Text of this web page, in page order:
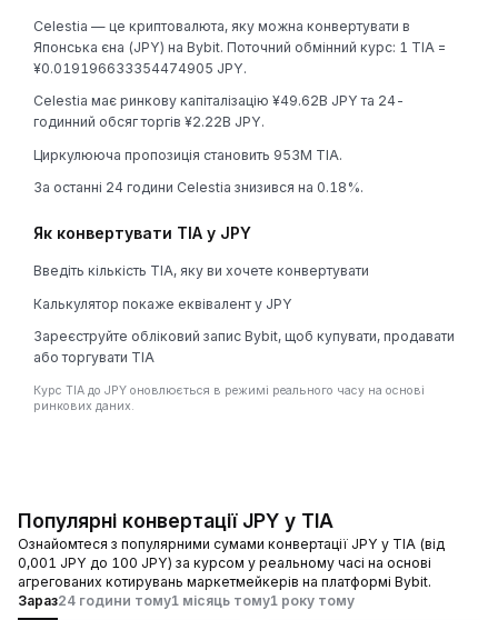
Celestia — це криптовалюта, яку можна конвертувати в
Японська єна (JPY) на Bybit. Поточний обмінний курс: 1 TIA =
¥0.019196633354474905 JPY.
Celestia має ринкову капіталізацію ¥49.62B JPY та 24-
годинний обсяг торгів ¥2.22B JPY.
Циркулююча пропозиція становить 953M TIA.
За останні 24 години Celestia знизився на 0.18%.
Як конвертувати TIA у JPY
Введіть кількість TIA, яку ви хочете конвертувати
Калькулятор покаже еквівалент у JPY
Зареєструйте обліковий запис Bybit, щоб купувати, продавати
або торгувати TIA
Курс TIA до JPY оновлюється в режимі реального часу на основі
ринкових даних.
Популярні конвертації JPY у TIA
Ознайомтеся з популярними сумами конвертації JPY у TIA (від
0,001 JPY до 100 JPY) за курсом у реальному часі на основі
агрегованих котирувань маркетмейкерів на платформі Bybit.
Зараз24 години тому1 місяць тому1 року тому